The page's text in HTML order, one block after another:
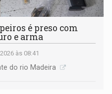
é preso com
e arma
às 08:41
do rio Madeira